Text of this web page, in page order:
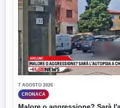
7 AGOSTO 2026
CRONACA